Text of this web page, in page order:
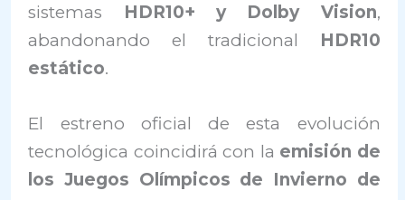
sistemas
HDR10+ y Dolby Vision,
abandonando el tradicional HDR10
estático.
El estreno oficial de esta evolución
tecnológica coincidirá con la emisión de
los Juegos Olímpicos de Invierno de